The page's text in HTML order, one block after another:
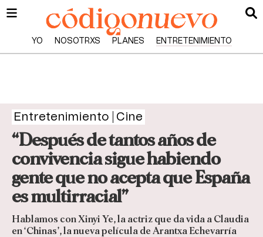
YO NOSOTRXS PLANES ENTRETENIMIENTO
Entretenimiento Cine
“Después de tantos años de
convivencia sigue habiendo
gente que no acepta que España
es multirracial”
Hablamos con Xinyi Ye, la actriz que da vida a Claudia
en ‘Chinas’, la nueva película de Arantxa Echevarría